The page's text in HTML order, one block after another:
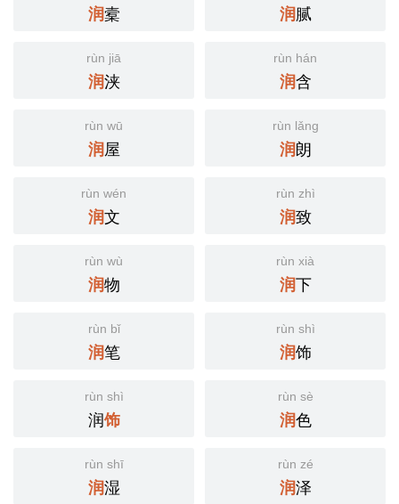
润槖 润腻
rùn jiā
润浃
rùn hán
润含
rùn wū
润屋
rùn lǎng
润朗
rùn wén
润文
rùn zhì
润致
rùn wù
润物
rùn xià
润下
rùn bǐ
润笔
rùn shì
润饰
rùn shì
润饰
rùn sè
润色
rùn shī
润湿
rùn zé
润泽